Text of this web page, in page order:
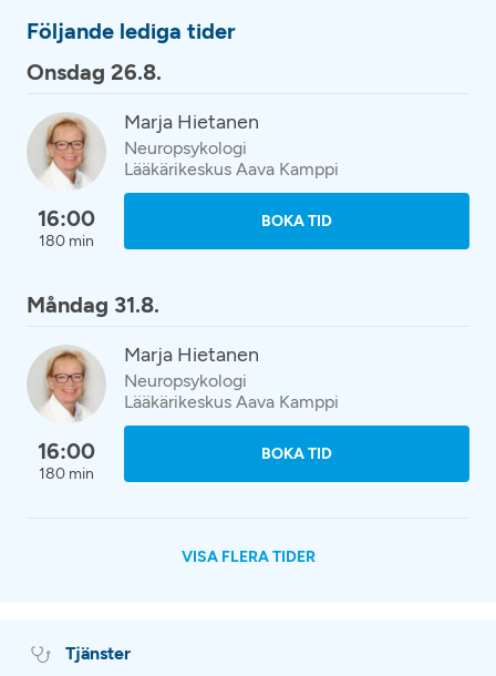
Följande lediga tider
Onsdag 26.8.
16:00
180 min
Marja Hietanen
Neuropsykologi
Lääkärikeskus Aava Kamppi
BOKA TID
Måndag 31.8.
16:00
180 min
Marja Hietanen
Neuropsykologi
Lääkärikeskus Aava Kamppi
BOKA TID
VISA FLERA TIDER
Tjänster